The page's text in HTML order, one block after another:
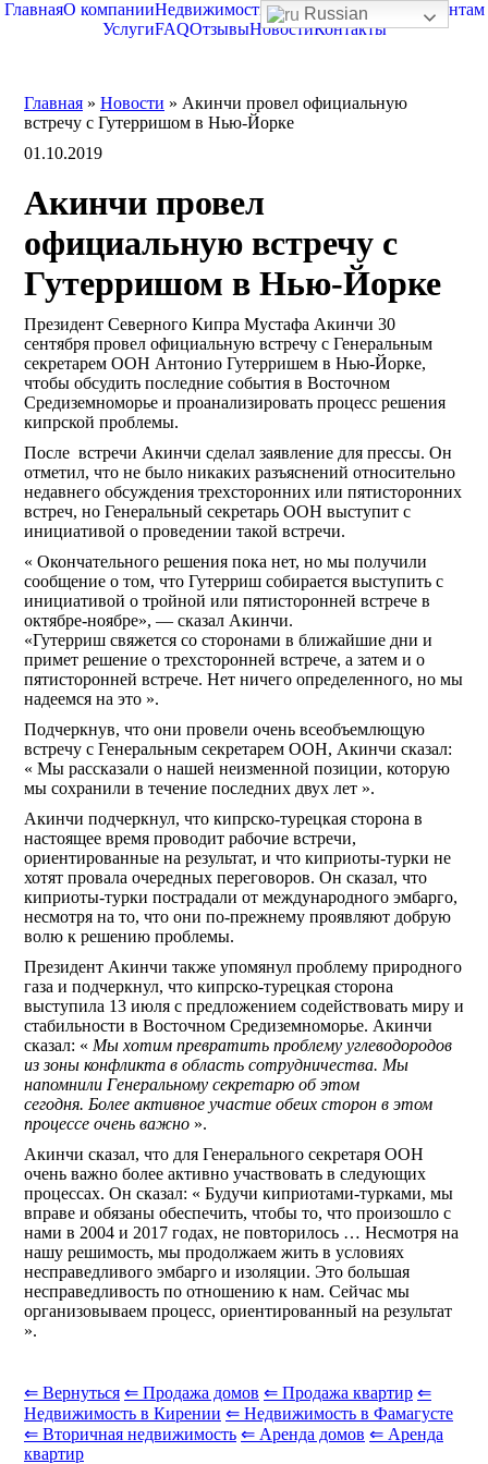
ГлавнаяО компанииНедвижимость О Северном Кипре
Клиентам
УслугиFAQОтзывыНовостиКонтакты
Главная » Новости » Акинчи провел официальную
встречу с Гутерришом в Нью-Йорке
01.10.2019
Акинчи провел
официальную встречу с
Гутерришом в Нью-Йорке
Президент Северного Кипра Мустафа Акинчи 30
сентября провел официальную встречу с Генеральным
секретарем ООН Антонио Гутерришем в Нью-Йорке,
чтобы обсудить последние события в Восточном
Средиземноморье и проанализировать процесс решения
кипрской проблемы.
После встречи Акинчи сделал заявление для прессы. Он
отметил, что не было никаких разъяснений относительно
недавнего обсуждения трехсторонних или пятисторонних
встреч, но Генеральный секретарь ООН выступит с
инициативой о проведении такой встречи.
« Окончательного решения пока нет, но мы получили
сообщение о том, что Гутерриш собирается выступить с
инициативой о тройной или пятисторонней встрече в
октябре-ноябре», — сказал Акинчи.
«Гутерриш свяжется со сторонами в ближайшие дни и
примет решение о трехсторонней встрече, а затем и о
пятисторонней встрече. Нет ничего определенного, но мы
надеемся на это ».
Подчеркнув, что они провели очень всеобъемлющую
встречу с Генеральным секретарем ООН, Акинчи сказал:
« Мы рассказали о нашей неизменной позиции, которую
мы сохранили в течение последних двух лет ».
Акинчи подчеркнул, что кипрско-турецкая сторона в
настоящее время проводит рабочие встречи,
ориентированные на результат, и что киприоты-турки не
хотят провала очередных переговоров. Он сказал, что
киприоты-турки пострадали от международного эмбарго,
несмотря на то, что они по-прежнему проявляют добрую
волю к решению проблемы.
Президент Акинчи также упомянул проблему природного
газа и подчеркнул, что кипрско-турецкая сторона
выступила 13 июля с предложением содействовать миру и
стабильности в Восточном Средиземноморье. Акинчи
сказал: « Мы хотим превратить проблему углеводородов
из зоны конфликта в область сотрудничества. Мы
напомнили Генеральному секретарю об этом
сегодня. Более активное участие обеих сторон в этом
процессе очень важно ».
Акинчи сказал, что для Генерального секретаря ООН
очень важно более активно участвовать в следующих
процессах. Он сказал: « Будучи киприотами-турками, мы
вправе и обязаны обеспечить, чтобы то, что произошло с
нами в 2004 и 2017 годах, не повторилось … Несмотря на
нашу решимость, мы продолжаем жить в условиях
несправедливого эмбарго и изоляции. Это большая
несправедливость по отношению к нам. Сейчас мы
организовываем процесс, ориентированный на результат
».
⇐ Вернуться ⇐ Продажа домов ⇐ Продажа квартир ⇐
Недвижимость в Кирении ⇐ Недвижимость в Фамагусте
⇐ Вторичная недвижимость ⇐ Аренда домов ⇐ Аренда
квартир
Russian